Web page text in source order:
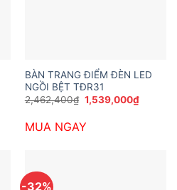
BÀN TRANG ĐIỂM ĐÈN LED
NGỒI BỆT TĐR31
2,462,400₫ Giá
gốc
2,462,400₫.
1,539,000₫Giá
hiện
MUA NGAY
-32%